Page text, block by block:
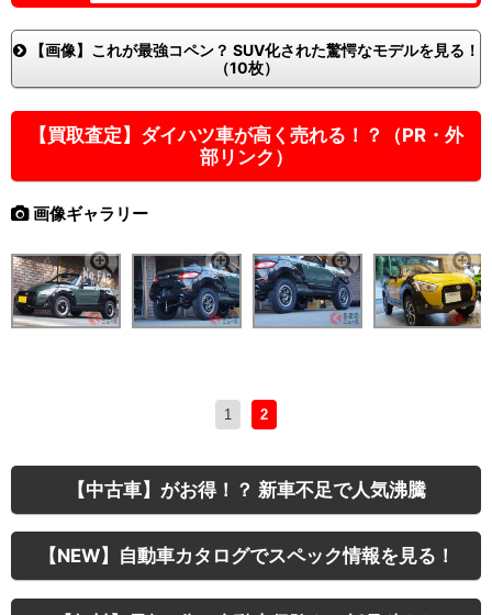
【画像】これが最強コペン？ SUV化された驚愕なモデルを見る！
（10枚）
【買取査定】ダイハツ車が高く売れる！？（PR・外
部リンク）
画像ギャラリー
1 2
【中古車】がお得！？ 新車不足で人気沸騰
【NEW】自動車カタログでスペック情報を見る！